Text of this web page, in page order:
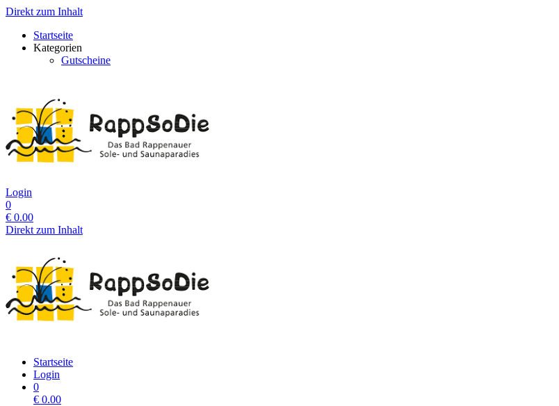
Direkt zum Inhalt
Startseite
Kategorien
Gutscheine
Login
0
€ 0.00
Direkt zum Inhalt
Startseite
Login
0
€ 0.00